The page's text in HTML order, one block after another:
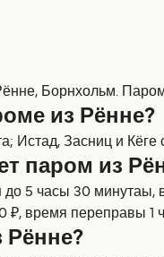
Борнхольм.
из Рённе?
Истад, Засниц и
паром из
до 5 часы 30
₽, время переправы 1
Рённе?